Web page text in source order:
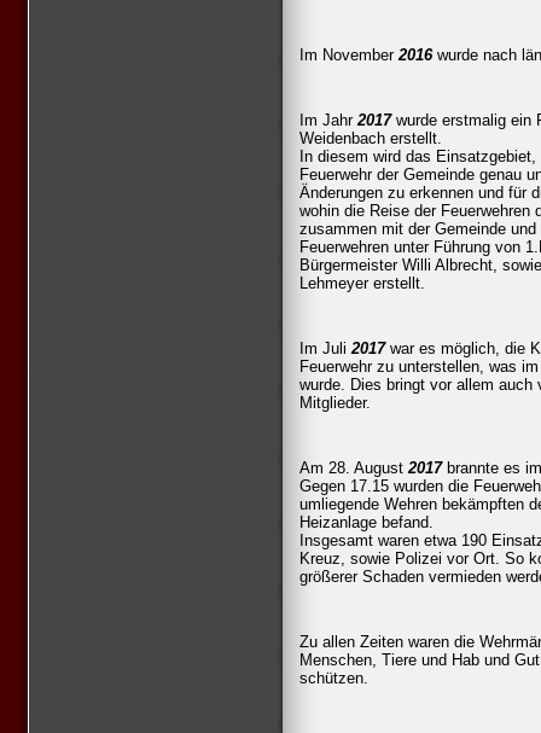
Im November2016wurde nach
Im Jahr2017wurde erstmalig ein
Weidenbach erstellt.
In diesem wird das
Feuerwehr der Gemeinde genau
Änderungen zu erkennen und für
wohin die Reise der Feuerwehren
zusammen mit der Gemeinde
Feuerwehren unter Führung von
Bürgermeister Willi Albrecht,
Lehmeyer erstellt.
Im Juli2017war es möglich, die
Feuerwehr zu unterstellen, was
wurde. Dies bringt vor allem
Mitglieder.
Am 28. August2017brannte es
Gegen 17.15 wurden die
umliegende Wehren bekämpften
Heizanlage befand.
Insgesamt waren etwa 190
Kreuz, sowie Polizei vor Ort. So
größerer Schaden vermieden
Zu allen Zeiten waren die
Menschen, Tiere und Hab und
schützen.